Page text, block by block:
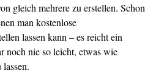
gleich mehrere zu erstellen. Schon
man kostenlose
lassen kann – es reicht ein
noch nie so leicht, etwas wie